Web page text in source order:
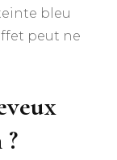
bleu
peut ne